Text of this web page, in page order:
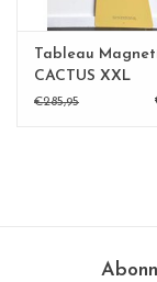
Tableau
CACTUS XXL
€285,95